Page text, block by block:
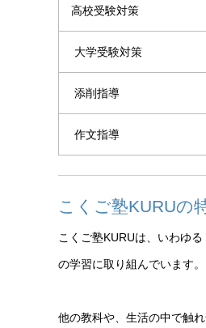
高校受験対策
大学受験対策
添削指導
作文指導
こくご塾KURUの
こくご塾KURUは、いわゆ
の学習に取り組んでいます。
他の教科や、生活の中で触